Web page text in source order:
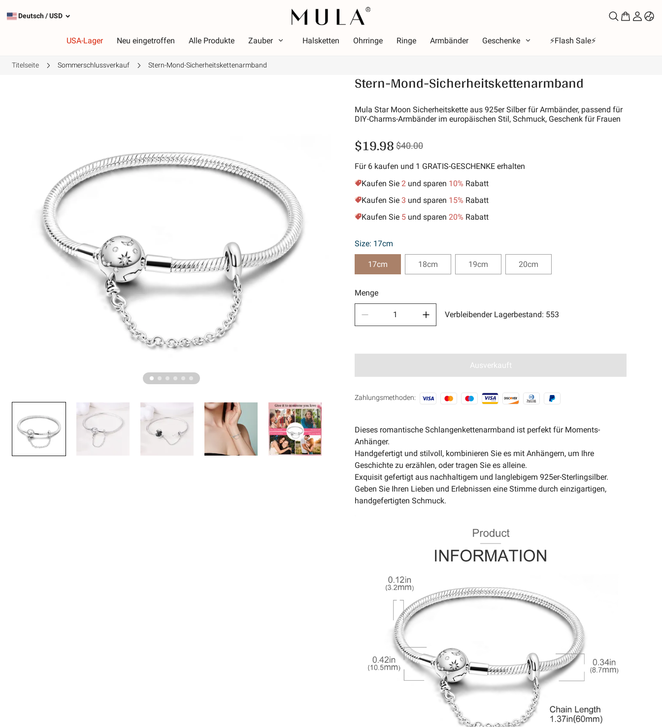
Deutsch/USD
USA-Lager Neu eingetroffen Alle Produkte Zauber Halsketten Ohrringe Ringe Armbänder Geschenke ⚡️Flash Sale⚡️
Gold-gelb
Thema
Leuchtend
Alphabet
Stern Mond & Sonne
Urlaub
Tiere & Haustiere
Hobbys
Natur
Titelseite Sommerschlussverkauf Stern-Mond-Sicherheitskettenarmband
Stern-Mond-Sicherheitskettenarmband
Mula Star Moon Sicherheitskette aus 925er Silber für Armbänder, passend für
DIY-Charms-Armbänder im europäischen Stil, Schmuck, Geschenk für Frauen
$19.98 $40.00
Für 6 kaufen und 1 GRATIS-GESCHENKE erhalten
Kaufen Sie 2 und sparen 10% Rabatt
Kaufen Sie 3 und sparen 15% Rabatt
Kaufen Sie 5 und sparen 20% Rabatt
Size: 17cm
17cm 18cm 19cm 20cm
Menge
Verbleibender Lagerbestand: 553
Ausverkauft
Zahlungsmethoden:
Dieses romantische Schlangenkettenarmband ist perfekt für Moments-
Anhänger.
Handgefertigt und stilvoll, kombinieren Sie es mit Anhängern, um Ihre
Geschichte zu erzählen, oder tragen Sie es alleine.
Exquisit gefertigt aus nachhaltigem und langlebigem 925er-Sterlingsilber.
Geben Sie Ihren Lieben und Erlebnissen eine Stimme durch einzigartigen,
handgefertigten Schmuck.